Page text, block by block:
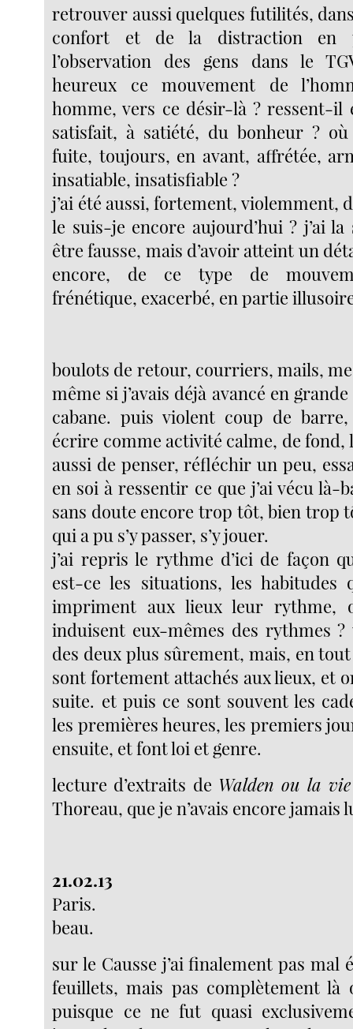
retrouver aussi quelques futilités,
confort et de la distraction en
l’observation des gens dans le
heureux ce mouvement de
homme, vers ce désir-là ? ressent-il
satisfait, à satiété, du bonheur ? où
fuite, toujours, en avant, affrétée,
insatiable, insatisfiable ?
j’ai été aussi, fortement, violemment,
le suis-je encore aujourd’hui ? j’ai
être fausse, mais d’avoir atteint un
encore, de ce type de
frénétique, exacerbé, en partie
boulots de retour, courriers, mails,
même si j’avais déjà avancé en
cabane. puis violent coup de
écrire comme activité calme, de fond,
aussi de penser, réfléchir un peu,
en soi à ressentir ce que j’ai vécu là-
sans doute encore trop tôt, bien trop
qui a pu s’y passer, s’y jouer.
j’ai repris le rythme d’ici de façon
est-ce les situations, les habitudes
impriment aux lieux leur rythme,
induisent eux-mêmes des rythmes
des deux plus sûrement, mais, en
sont fortement attachés aux lieux, et
suite. et puis ce sont souvent les
les premières heures, les premiers
ensuite, et font loi et genre.
lecture d’extraits de Walden ou la
Thoreau, que je n’avais encore jamais
21.02.13
Paris.
beau.
sur le Causse j’ai finalement pas mal
feuillets, mais pas complètement là
puisque ce ne fut quasi